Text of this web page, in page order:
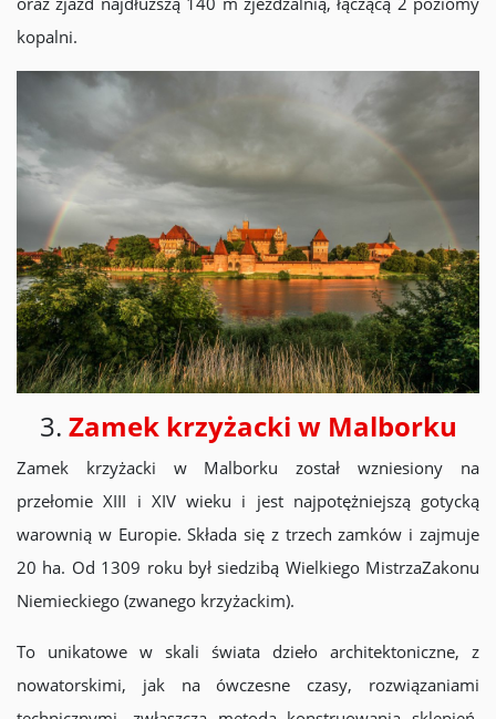
kopalni.
3. Zamek krzyżacki w Malborku
Zamek krzyżacki w Malborku został wzniesiony na
przełomie XIII i XIV wieku i jest najpotężniejszą gotycką
warownią w Europie. Składa się z trzech zamków i zajmuje
20 ha. Od 1309 roku był siedzibą Wielkiego MistrzaZakonu
Niemieckiego (zwanego krzyżackim).
To unikatowe w skali świata dzieło architektoniczne, z
nowatorskimi, jak na ówczesne czasy, rozwiązaniami